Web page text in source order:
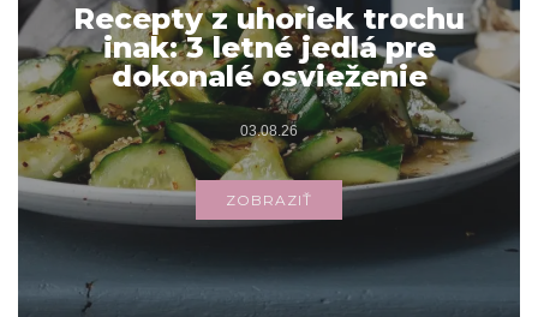
Recepty z uhoriek trochu
inak: 3 letné jedlá pre
dokonalé osvieženie
03.08.26
ZOBRAZIŤ